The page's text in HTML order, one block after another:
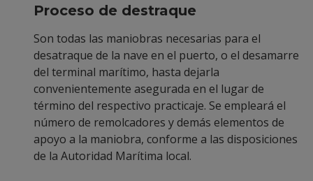
Proceso de destraque
Son todas las maniobras necesarias para el
desatraque de la nave en el puerto, o el desamarre
del terminal marítimo, hasta dejarla
convenientemente asegurada en el lugar de
término del respectivo practicaje. Se empleará el
número de remolcadores y demás elementos de
apoyo a la maniobra, conforme a las disposiciones
de la Autoridad Marítima local.